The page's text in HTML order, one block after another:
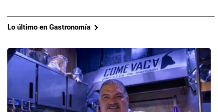
Lo último en Gastronomía